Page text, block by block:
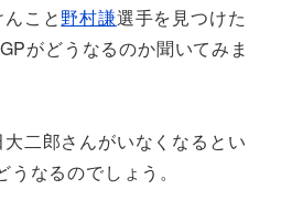
こと野村謙選手を見つけた
がどうなるのか聞いてみま
二郎さんがいなくなるとい
なるのでしょう。